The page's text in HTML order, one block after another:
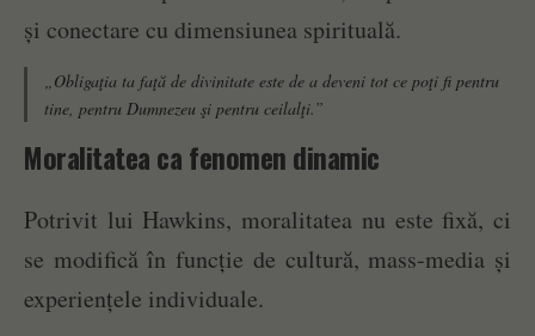
și conectare cu dimensiunea spirituală.
„Obligaţia ta faţă de divinitate este de a deveni tot ce poţi fi pentru
tine, pentru Dumnezeu şi pentru ceilalţi.”
Moralitatea ca fenomen dinamic
Potrivit lui Hawkins, moralitatea nu este fixă, ci
se modifică în funcție de cultură, mass-media și
experiențele individuale.